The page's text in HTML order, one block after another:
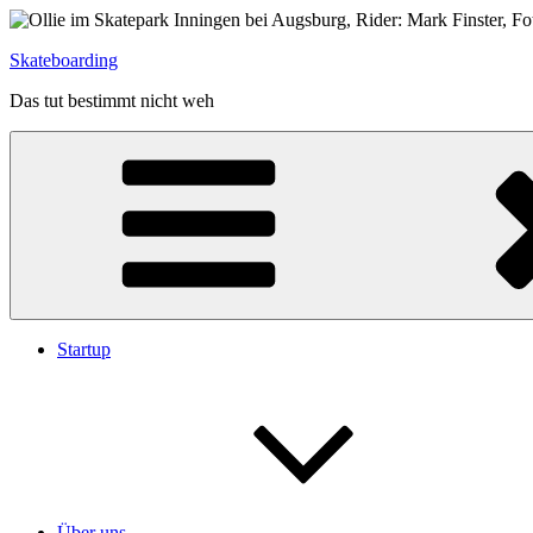
Zum
springen
Skateboarding
Das tut bestimmt nicht weh
Startup